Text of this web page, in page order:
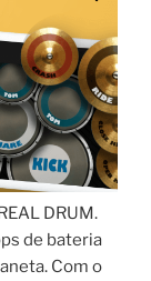
DRUM.
de bateria
Com o